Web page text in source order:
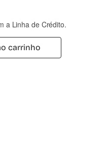
a Linha de Crédito.
carrinho